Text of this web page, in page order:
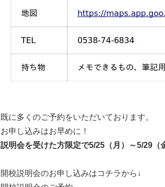
既に多くのご予約をいただいております。
お申し込みはお早めに！
説明会を受けた方限定で5/25（月）～5/29（
開校説明会のお申し込みはコチラから↓